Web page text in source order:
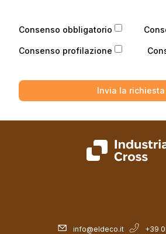
Consenso obbligatorio
Consenso profilazione
Invia la richiesta
info@eldeco.it +39